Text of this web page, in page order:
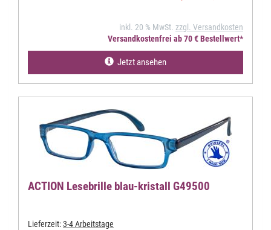
inkl. 20 % MwSt. zzgl. Versandkosten
Versandkostenfrei ab 70 € Bestellwert*
Jetzt ansehen
ACTION Lesebrille blau-kristall G49500
Lieferzeit:3-4 Arbeitstage